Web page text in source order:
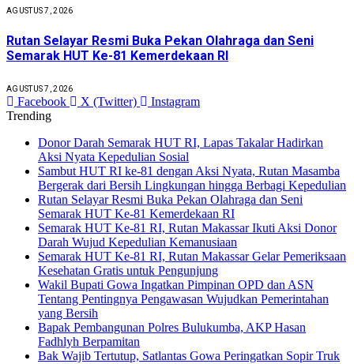
AGUSTUS 7, 2026
Rutan Selayar Resmi Buka Pekan Olahraga dan Seni
Semarak HUT Ke-81 Kemerdekaan RI
AGUSTUS 7, 2026
Facebook X (Twitter)
Instagram
Trending
Donor Darah Semarak HUT RI, Lapas Takalar Hadirkan
Aksi Nyata Kepedulian Sosial
Sambut HUT RI ke-81 dengan Aksi Nyata, Rutan Masamba
Bergerak dari Bersih Lingkungan hingga Berbagi Kepedulian
Rutan Selayar Resmi Buka Pekan Olahraga dan Seni
Semarak HUT Ke-81 Kemerdekaan RI
Semarak HUT Ke-81 RI, Rutan Makassar Ikuti Aksi Donor
Darah Wujud Kepedulian Kemanusiaan
Semarak HUT Ke-81 RI, Rutan Makassar Gelar Pemeriksaan
Kesehatan Gratis untuk Pengunjung
Wakil Bupati Gowa Ingatkan Pimpinan OPD dan ASN
Tentang Pentingnya Pengawasan Wujudkan Pemerintahan
yang Bersih
Bapak Pembangunan Polres Bulukumba, AKP Hasan
Fadhlyh Berpamitan
Bak Wajib Tertutup, Satlantas Gowa Peringatkan Sopir Truk